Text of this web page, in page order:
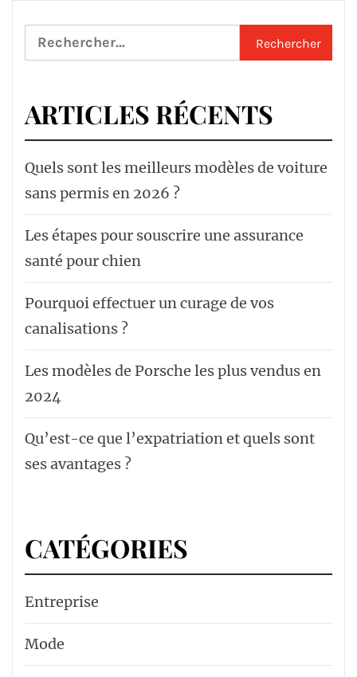
Rechercher :
ARTICLES RÉCENTS
Quels sont les meilleurs modèles de voiture
sans permis en 2026 ?
Les étapes pour souscrire une assurance
santé pour chien
Pourquoi effectuer un curage de vos
canalisations ?
Les modèles de Porsche les plus vendus en
2024
Qu’est-ce que l’expatriation et quels sont
ses avantages ?
CATÉGORIES
Entreprise
Mode